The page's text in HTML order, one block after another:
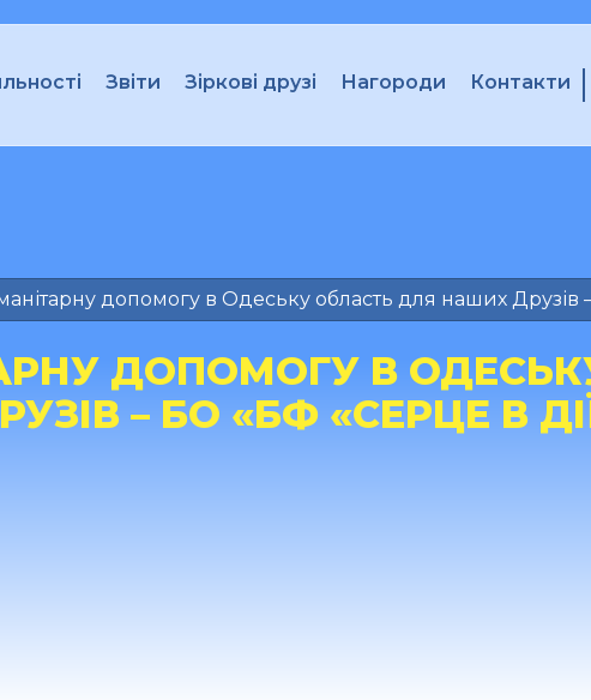
Звіти Зіркові друзі Нагороди Контакти
допомогу в Одеську область для наших Друзів
ДОПОМОГУ В
– БО «БФ «СЕРЦЕ В